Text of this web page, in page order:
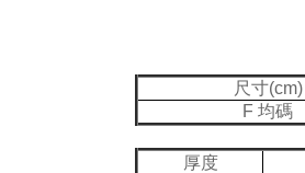
尺寸(cm)
F 均碼
厚度